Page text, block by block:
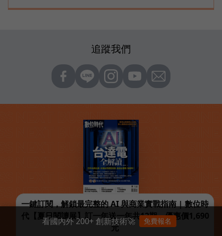
追蹤我們
一鍵訂閱，解鎖最完整的 AI 與商業實戰指南 | 數位時
代【夏日閱讀展】訂一年送一年共12期，優惠價1,690
元
看國內外 200+ 創新技術🚀 免費報名